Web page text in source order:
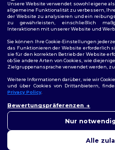
Allgemeine Geschäftsbedingungen|
Datenschutzbestimmungen|Cookie-
Unsere Website verwendet sowohl eigene
allgemeine Funktionalität zu verbessern,
der Website zu analysieren und ein
zu gewährleisten, einschließlich
Interaktionen mit unserer Website und
Sie können Ihre Cookie-Einstellungen
das Funktionieren der Website erforderlich
sie für den korrekten Betrieb der Website
ob Sie andere Arten von Cookies, wie
Zielgruppenansprache verwendet werden,
Weitere Informationen darüber, wie wir
und über Cookies von Drittanbietern,
Privacy Policy.
Bewertungspräferenzen
Nur
Alle